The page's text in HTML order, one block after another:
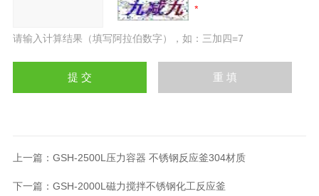
请输入计算结果（填写阿拉伯数字），如：三加四=7
上一篇： GSH-2500L压力容器 不锈钢反应釜304材质
下一篇： GSH-2000L磁力搅拌不锈钢化工反应釜